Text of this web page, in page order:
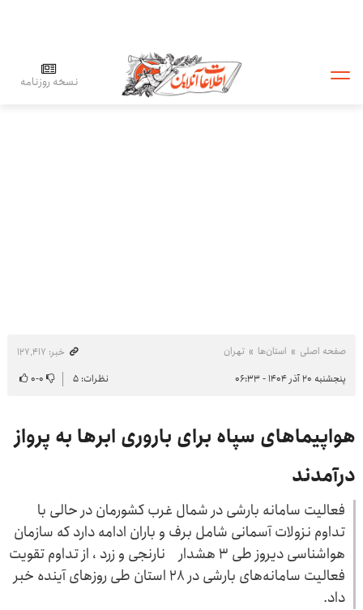
نسخه روزنامه
صفحه اصلی استان‌ها تهران
خبر: ۱۲۷٬۴۱۷
پنجشنبه ۲۰ آذر ۱۴۰۴ - ۰۶:۳۳
نظرات: ۵ ۰-۰
هواپیماهای سپاه برای باروری ابرها به پرواز
درآمدند
فعالیت سامانه بارشی در شمال غرب کشورمان در حالی با
تداوم نزولات آسمانی شامل برف و باران ادامه دارد که سازمان
هواشناسی دیروز طی ۳ هشدار نارنجی و زرد ، از تداوم تقویت
فعالیت سامانه‌های بارشی در ۲۸ استان طی روزهای آینده خبر
داد.